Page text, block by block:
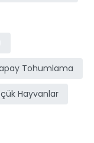
Tohumlama
Hayvanlar